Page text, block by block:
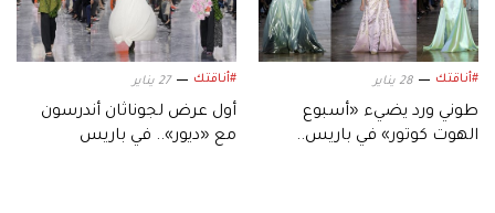
#أناقتك 28 يناير
طوني ورد يضيء «أسبوع
الهوت كوتور» في باريس..
#أناقتك 27 يناير
أول عرض لجوناثان أندرسون
مع «ديور».. في باريس